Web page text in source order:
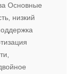
Основные
низкий